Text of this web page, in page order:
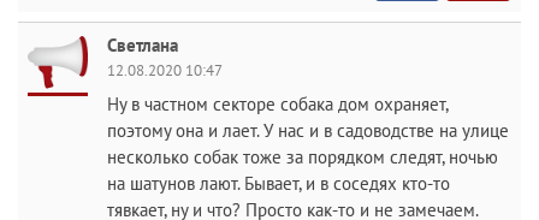
Светлана
12.08.2020 10:47
Ну в частном секторе собака дом охраняет,
поэтому она и лает. У нас и в садоводстве на улице
несколько собак тоже за порядком следят, ночью
на шатунов лают. Бывает, и в соседях кто-то
тявкает, ну и что? Просто как-то и не замечаем.